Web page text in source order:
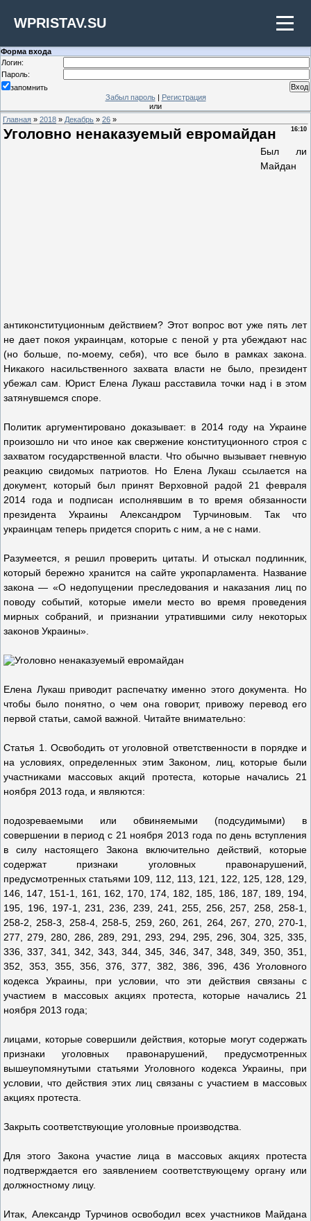
WPRISTAV.SU
Форма входа
Логин:
Пароль:
запомнить
Забыл пароль| Регистрация
или
Главная » 2018 » Декабрь » 26 »
16:10
Уголовно ненаказуемый евромайдан
Был ли
Майдан
антиконституционным действием? Этот вопрос вот уже пять лет
не дает покоя украинцам, которые с пеной у рта убеждают нас
(но больше, по-моему, себя), что все было в рамках закона.
Никакого насильственного захвата власти не было, президент
убежал сам. Юрист Елена Лукаш расставила точки над i в этом
затянувшемся споре.
Политик аргументировано доказывает: в 2014 году на Украине
произошло ни что иное как свержение конституционного строя с
захватом государственной власти. Что обычно вызывает гневную
реакцию свидомых патриотов. Но Елена Лукаш ссылается на
документ, который был принят Верховной радой 21 февраля
2014 года и подписан исполнявшим в то время обязанности
президента Украины Александром Турчиновым. Так что
украинцам теперь придется спорить с ним, а не с нами.
Разумеется, я решил проверить цитаты. И отыскал подлинник,
который бережно хранится на сайте укропарламента. Название
закона — «О недопущении преследования и наказания лиц по
поводу событий, которые имели место во время проведения
мирных собраний, и признании утратившими силу некоторых
законов Украины».
Елена Лукаш приводит распечатку именно этого документа. Но
чтобы было понятно, о чем она говорит, привожу перевод его
первой статьи, самой важной. Читайте внимательно:
Статья 1. Освободить от уголовной ответственности в порядке и
на условиях, определенных этим Законом, лиц, которые были
участниками массовых акций протеста, которые начались 21
ноября 2013 года, и являются:
подозреваемыми или обвиняемыми (подсудимыми) в
совершении в период с 21 ноября 2013 года по день вступления
в силу настоящего Закона включительно действий, которые
содержат признаки уголовных правонарушений,
предусмотренных статьями 109, 112, 113, 121, 122, 125, 128, 129,
146, 147, 151-1, 161, 162, 170, 174, 182, 185, 186, 187, 189, 194,
195, 196, 197-1, 231, 236, 239, 241, 255, 256, 257, 258, 258-1,
258-2, 258-3, 258-4, 258-5, 259, 260, 261, 264, 267, 270, 270-1,
277, 279, 280, 286, 289, 291, 293, 294, 295, 296, 304, 325, 335,
336, 337, 341, 342, 343, 344, 345, 346, 347, 348, 349, 350, 351,
352, 353, 355, 356, 376, 377, 382, 386, 396, 436 Уголовного
кодекса Украины, при условии, что эти действия связаны с
участием в массовых акциях протеста, которые начались 21
ноября 2013 года;
лицами, которые совершили действия, которые могут содержать
признаки уголовных правонарушений, предусмотренных
вышеупомянутыми статьями Уголовного кодекса Украины, при
условии, что действия этих лиц связаны с участием в массовых
акциях протеста.
Закрыть соответствующие уголовные производства.
Для этого Закона участие лица в массовых акциях протеста
подтверждается его заявлением соответствующему органу или
должностному лицу.
Итак, Александр Турчинов освободил всех участников Майдана